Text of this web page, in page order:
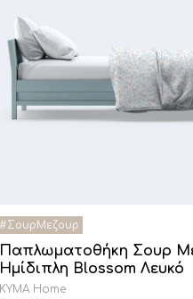
Παπλωματοθήκη Σουρ
Ημίδιπλη Blossom Λευκό
KYMA Home